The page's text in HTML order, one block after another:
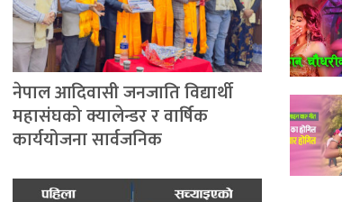
नेपाल आदिवासी जनजाति विद्यार्थी
महासंघको क्यालेन्डर र वार्षिक
कार्ययोजना सार्वजनिक